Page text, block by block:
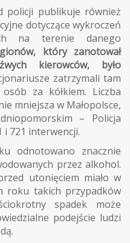
policji publikuje również
dotyczące wykroczeń
na terenie danego
który zanotował
kierowców, było
zatrzymali tam
osób za kółkiem. Liczba
mniejsza w Małopolsce,
– Policja
i 721 interwencji.
odnotowano znacznie
przez alkohol.
utonięciem miało w
roku takich przypadków
spadek może
podejście ludzi